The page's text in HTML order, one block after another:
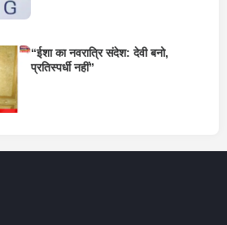
“ईशा का नवरात्रि संदेश: देवी बनो,
प्रतिस्पर्धी नहीं”